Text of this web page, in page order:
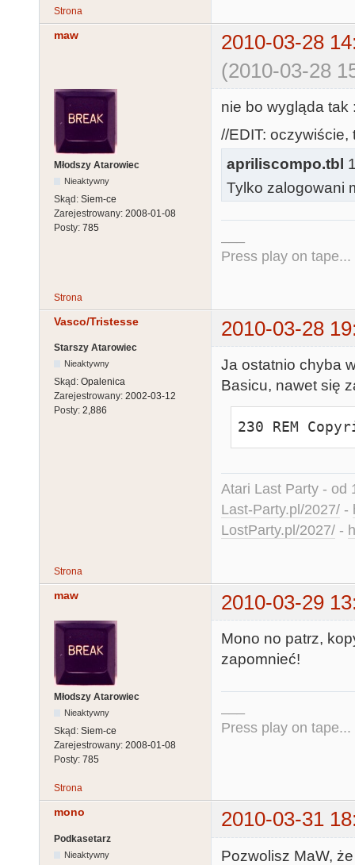
130 IF V(S)>0
140
150
160
170 P(S)=38-
180
185 IF S<2
LL$(V,V+7);
186 IF S>=2
200 SOUND
206 IF S>=2
V=8+V(S)*8-
210 S=S+1:IF
220 GOTO 100
Strona
maw
2010-03-28
(2010-03-28
Młodszy Atarowiec
Nieaktywny
Skąd: Siem-ce
Zarejestrowany: 2008-01-08
Posty: 785
nie bo wygląda tak
//EDIT: oczywiście,
apriliscompo.tbl
Tylko zalogowani
Press play on tape...
Strona
Vasco/Tristesse 2010-03-28
Starszy Atarowiec
Nieaktywny
Skąd: Opalenica
Zarejestrowany: 2002-03-12
Posty: 2,886
Ja ostatnio chyba
Basicu, nawet się
230 REM
Atari Last Party - od
Last-Party.pl/2027/ -
LostParty.pl/2027/ -
Strona
maw 2010-03-29
Młodszy Atarowiec
Nieaktywny
Skąd: Siem-ce
Zarejestrowany: 2008-01-08
Posty: 785
Mono no patrz,
zapomnieć!
Press play on tape...
Strona
mono 2010-03-31
Podkasetarz
Nieaktywny Pozwolisz MaW,